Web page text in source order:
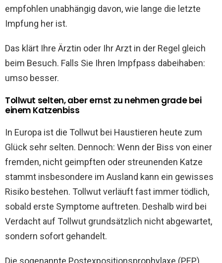
empfohlen unabhängig davon, wie lange die letzte
Impfung her ist.
Das klärt Ihre Ärztin oder Ihr Arzt in der Regel gleich
beim Besuch. Falls Sie Ihren Impfpass dabeihaben:
umso besser.
Tollwut selten, aber ernst zu nehmen grade bei
einem Katzenbiss
In Europa ist die Tollwut bei Haustieren heute zum
Glück sehr selten. Dennoch: Wenn der Biss von einer
fremden, nicht geimpften oder streunenden Katze
stammt insbesondere im Ausland kann ein gewisses
Risiko bestehen. Tollwut verläuft fast immer tödlich,
sobald erste Symptome auftreten. Deshalb wird bei
Verdacht auf Tollwut grundsätzlich nicht abgewartet,
sondern sofort gehandelt.
Die sogenannte Postexpositionsprophylaxe (PEP),